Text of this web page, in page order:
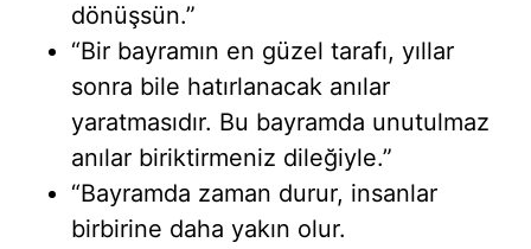
dönüşsün.”
“Bir bayramın en güzel tarafı, yıllar
sonra bile hatırlanacak anılar
yaratmasıdır. Bu bayramda unutulmaz
anılar biriktirmeniz dileğiyle.”
“Bayramda zaman durur, insanlar
birbirine daha yakın olur.